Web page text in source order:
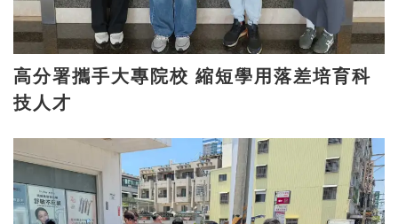
高分署攜手大專院校 縮短學用落差培育科
技人才